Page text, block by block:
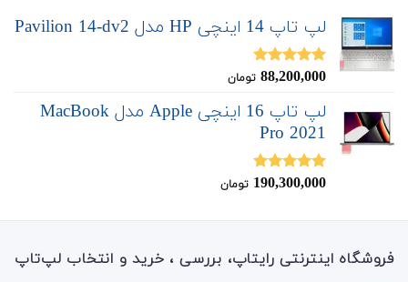
لپ تاپ 14 اینچی HP مدل Pavilion 14-dv2
نمره5.00
88,200,000 تومان
لپ تاپ 16 اینچی Apple مدل MacBook
Pro 2021
نمره5.00
190,300,000 تومان
فروشگاه اینترنتی رایتاپ، بررسی ، خرید و انتخاب لپ‌تاپ